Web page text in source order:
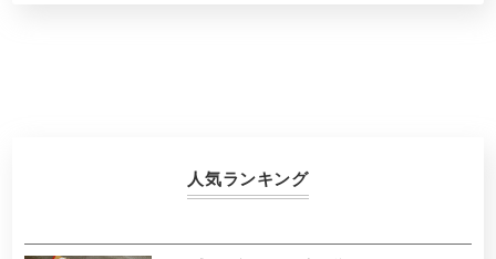
人気ランキング